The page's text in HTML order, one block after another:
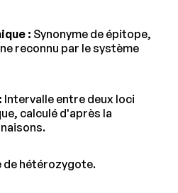
: Synonyme de épitope,
reconnu par le système
Intervalle entre deux loci
calculé d'après la
de hétérozygote.